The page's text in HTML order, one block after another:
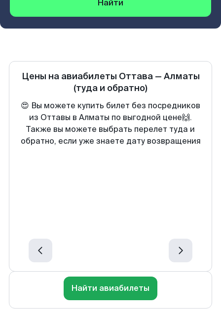
Найти
Цены на авиабилеты Оттава— Алматы
(туда и обратно)
😍 Вы можете купить билет без посредников
из Оттавы в Алматы по выгодной цене🙌.
Также вы можете выбрать перелет туда и
обратно, если уже знаете дату возвращения
Найти авиабилеты